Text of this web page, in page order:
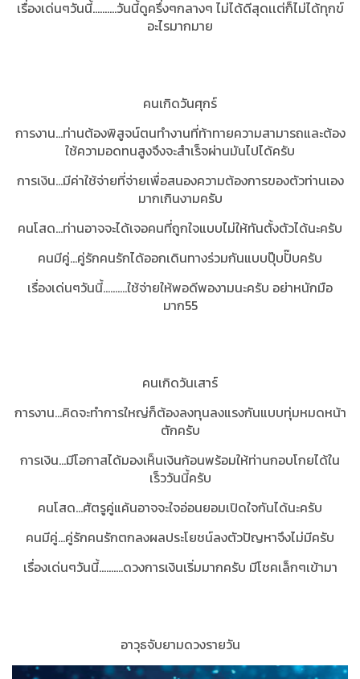
เรื่องเด่นๆวันนี้..........วันนี้ดูครึ่งๆกลางๆ ไม่ได้ดีสุดเเต่ก็ไม่ได้ทุกข์
อะไรมากมาย
คนเกิดวันศุกร์
การงาน...ท่านต้องพิสูจน์ตนทำงานที่ท้าทายความสามารถและต้อง
ใช้ความอดทนสูงจึงจะสำเร็จผ่านมันไปได้ครับ
การเงิน...มีค่าใช้จ่ายที่จ่ายเพื่อสนองความต้องการของตัวท่านเอง
มากเกินงามครับ
คนโสด...ท่านอาจจะได้เจอคนที่ถูกใจแบบไม่ให้ทันตั้งตัวได้นะครับ
คนมีคู่...คู่รักคนรักได้ออกเดินทางร่วมกันแบบปุ๊บปั๊บครับ
เรื่องเด่นๆวันนี้..........ใช้จ่ายให้พอดีพองามนะครับ อย่าหนักมือ
มาก55
คนเกิดวันเสาร์
การงาน...คิดจะทำการใหญ่ก็ต้องลงทุนลงแรงกันแบบทุ่มหมดหน้า
ตักครับ
การเงิน...มีโอกาสได้มองเห็นเงินก้อนพร้อมให้ท่านกอบโกยได้ใน
เร็ววันนี้ครับ
คนโสด...ศัตรูคู่แค้นอาจจะใจอ่อนยอมเปิดใจกันได้นะครับ
คนมีคู่...คู่รักคนรักตกลงผลประโยชน์ลงตัวปัญหาจึงไม่มีครับ
เรื่องเด่นๆวันนี้..........ดวงการเงินเริ่มมากครับ มีโชคเล็กๆเข้ามา
อาวุธจับยามดวงรายวัน